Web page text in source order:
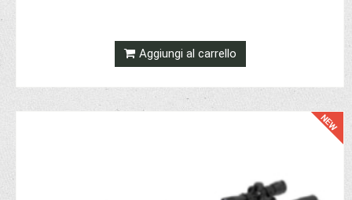
Aggiungi al carrello